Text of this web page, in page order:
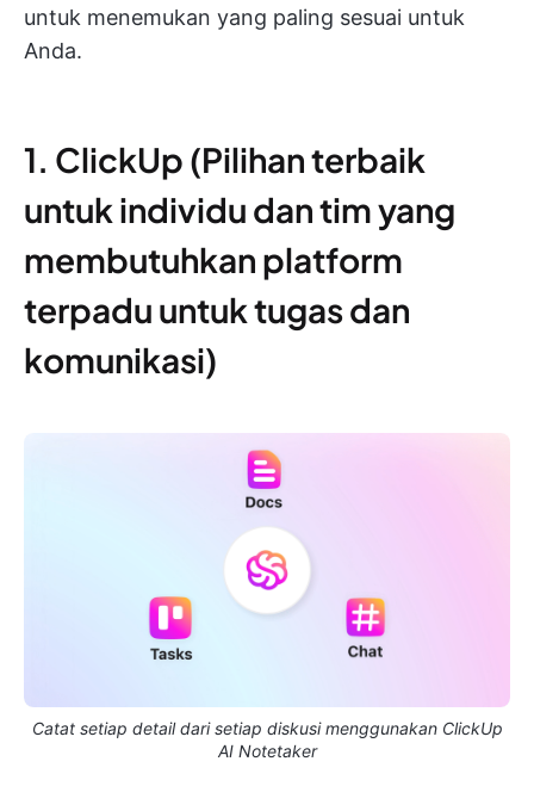
untuk menemukan yang paling sesuai untuk
Anda.
1. ClickUp (Pilihan terbaik
untuk individu dan tim yang
membutuhkan platform
terpadu untuk tugas dan
komunikasi)
Catat setiap detail dari setiap diskusi menggunakan ClickUp
AI Notetaker